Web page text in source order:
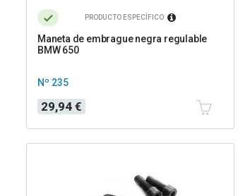
PRODUCTO ESPECÍFICO
Maneta de embrague negra regulable
BMW 650
Nº 235
Precio
29,94 €